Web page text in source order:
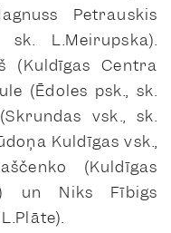
Petrauskis
sk. L.Meirupska).
(Kuldīgas Centra
(Ēdoles psk., sk.
vsk., sk.
Kuldīgas vsk.,
(Kuldīgas
un Niks Fībigs